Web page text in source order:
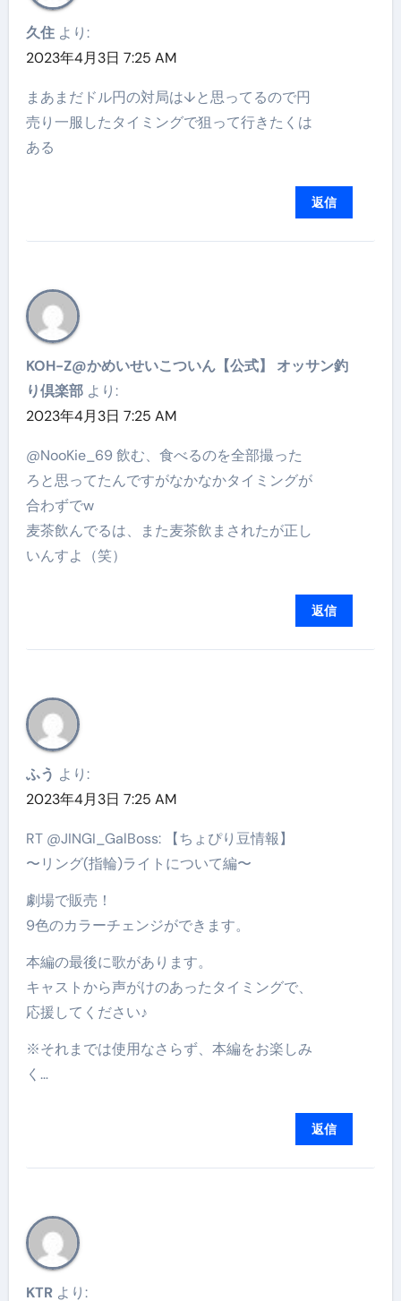
久住 より:
2023年4月3日 7:25 AM
まあまだドル円の対局は↓と思ってるので円
売り一服したタイミングで狙って行きたくは
ある
返信
KOH-Z@かめいせいこついん【公式】 オッサン釣
り倶楽部 より:
2023年4月3日 7:25 AM
@NooKie_69 飲む、食べるのを全部撮った
ろと思ってたんですがなかなかタイミングが
合わずでw
麦茶飲んでるは、また麦茶飲まされたが正し
いんすよ（笑）
返信
ふう より:
2023年4月3日 7:25 AM
RT @JINGI_GalBoss: 【ちょぴり豆情報】
〜リング(指輪)ライトについて編〜
劇場で販売！
9色のカラーチェンジができます。
本編の最後に歌があります。
キャストから声がけのあったタイミングで、
応援してください♪
※それまでは使用なさらず、本編をお楽しみ
く…
返信
KTR より: